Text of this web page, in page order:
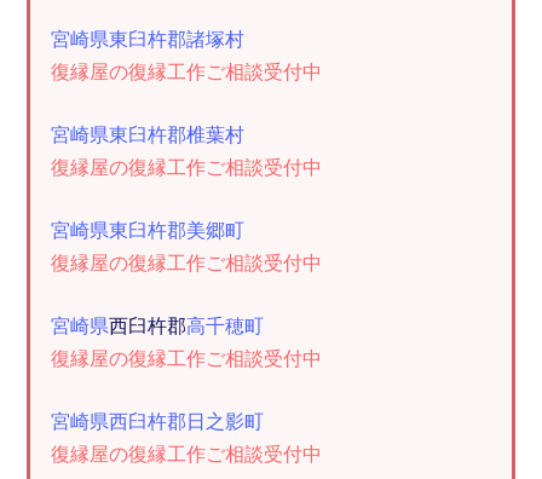
宮崎県東臼杵郡諸塚村
復縁屋の復縁工作ご相談受付中
宮崎県東臼杵郡椎葉村
復縁屋の復縁工作ご相談受付中
宮崎県東臼杵郡美郷町
復縁屋の復縁工作ご相談受付中
宮崎県西臼杵郡高千穂町
復縁屋の復縁工作ご相談受付中
宮崎県西臼杵郡日之影町
復縁屋の復縁工作ご相談受付中